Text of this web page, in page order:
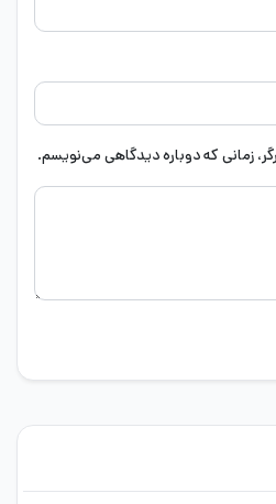
زمانی که دوباره دیدگاهی می‌نویسم.